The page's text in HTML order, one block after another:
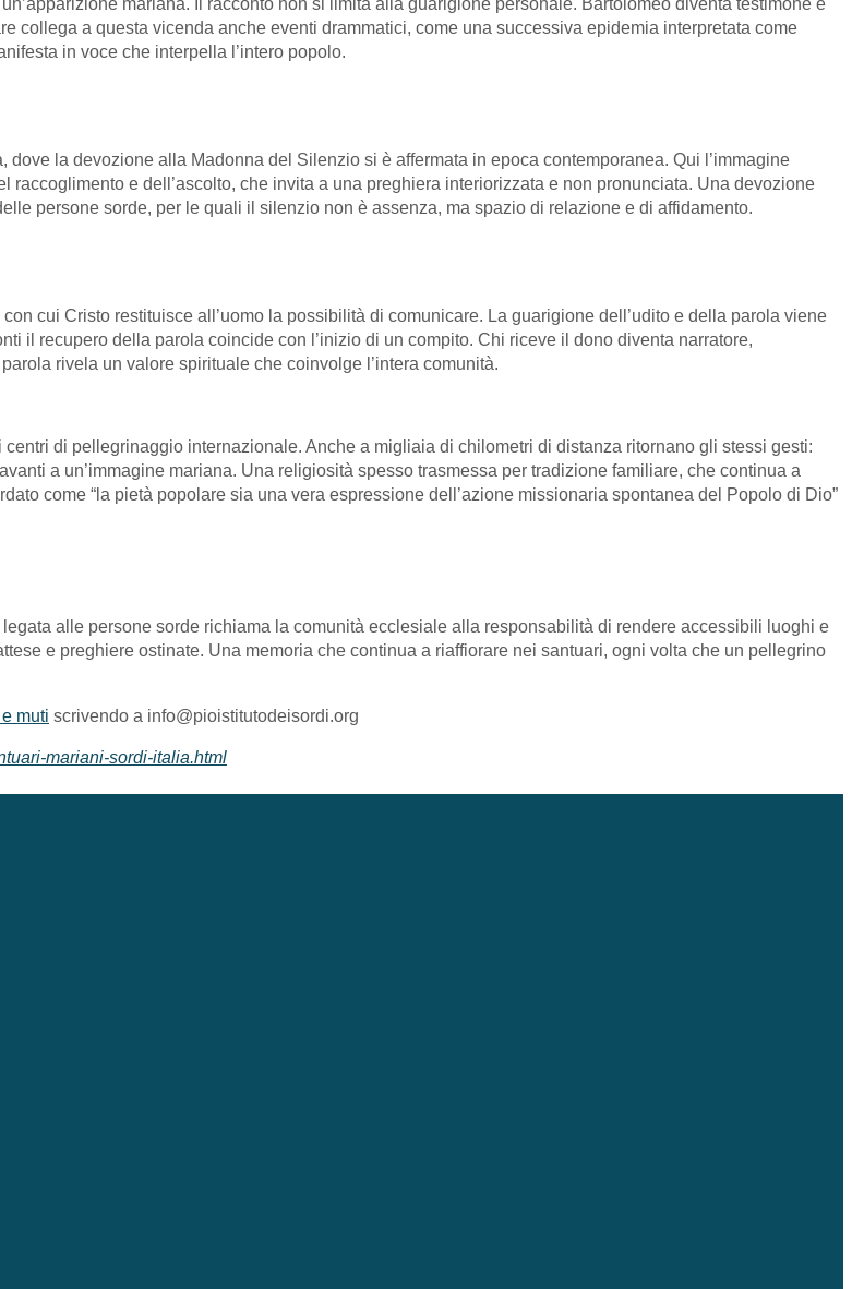
mariana. Il racconto non si limita alla guarigione personale. Bartolomeo diventa testimone e
collega a questa vicenda anche eventi drammatici, come una successiva epidemia interpretata come
in voce che interpella l’intero popolo.
la devozione alla Madonna del Silenzio si è affermata in epoca contemporanea. Qui l’immagine
e dell’ascolto, che invita a una preghiera interiorizzata e non pronunciata. Una devozione
persone sorde, per le quali il silenzio non è assenza, ma spazio di relazione e di affidamento.
con cui Cristo restituisce all’uomo la possibilità di comunicare. La guarigione dell’udito e della parola viene
il recupero della parola coincide con l’inizio di un compito. Chi riceve il dono diventa narratore,
rivela un valore spirituale che coinvolge l’intera comunità.
di pellegrinaggio internazionale. Anche a migliaia di chilometri di distanza ritornano gli stessi gesti:
a un’immagine mariana. Una religiosità spesso trasmessa per tradizione familiare, che continua a
come “la pietà popolare sia una vera espressione dell’azione missionaria spontanea del Popolo di Dio”
alle persone sorde richiama la comunità ecclesiale alla responsabilità di rendere accessibili luoghi e
e preghiere ostinate. Una memoria che continua a riaffiorare nei santuari, ogni volta che un pellegrino
muti scrivendo a info@pioistitutodeisordi.org
mariani-sordi-italia.html